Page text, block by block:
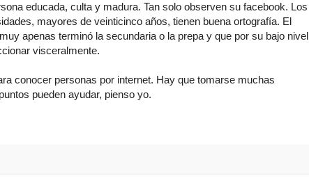
educada, culta y madura. Tan solo observen su facebook. Los
mayores de veinticinco años, tienen buena ortografía. El
apenas terminó la secundaria o la prepa y que por su bajo nivel
visceralmente.
conocer personas por internet. Hay que tomarse muchas
pueden ayudar, pienso yo.